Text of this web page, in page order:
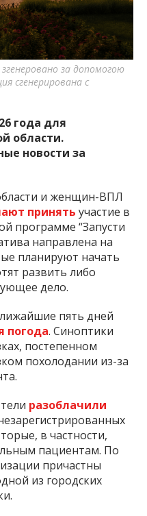
о событиях
и области.
за допомогою
сгенерирована с
года для
области.
новости за
и женщин-ВПЛ
принять участие в
программе “Запусти
направлена на
планируют начать
развить либо
дело.
пять дней
погода. Синоптики
постепенном
похолодании из-за
разоблачили
в частности,
пациентам. По
причастны
из городских